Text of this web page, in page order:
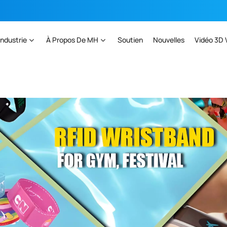
À Propos De MH Soutien Nouvelles Vidéo 3D